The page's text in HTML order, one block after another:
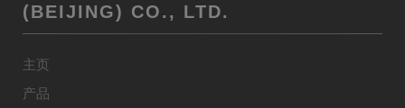
(BEIJING) CO., LTD.
主页
产品